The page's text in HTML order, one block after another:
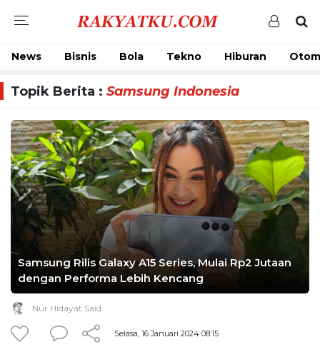
News Bisnis Bola Tekno Hiburan
Topik Berita : Samsung Indonesia
Samsung Rilis Galaxy A15 Series, Mulai Rp2 Jutaan
dengan Performa Lebih Kencang
Nur Hidayat Said
Selasa, 16 Januari 2024 08:15